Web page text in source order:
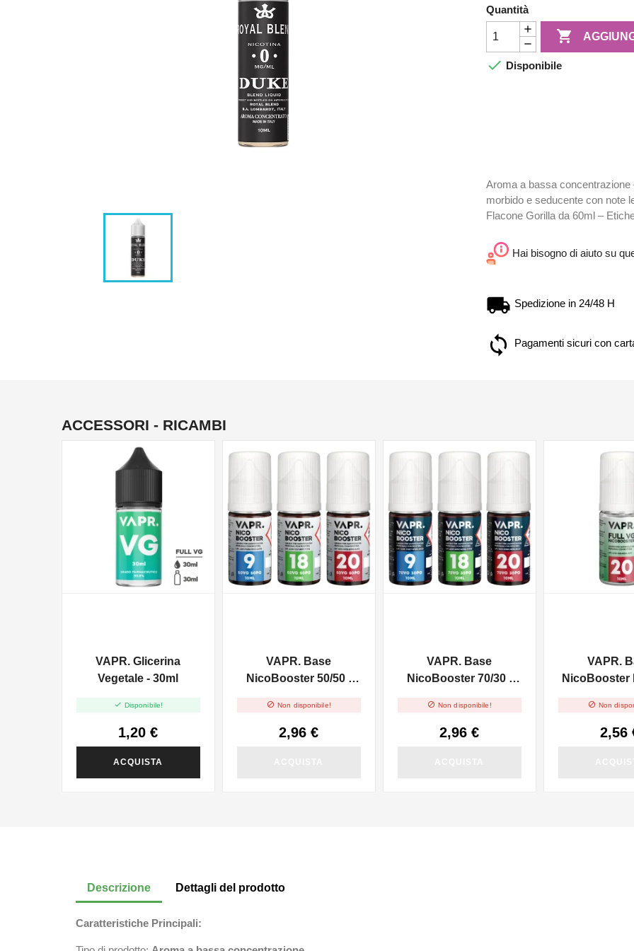
Quantità

 Disponibile
Aroma a bassa
morbido e seducente con note
Flacone Gorilla da 60ml –
Hai bisogno di aiuto su
Spedizione in 24/48 H
Pagamenti sicuri con
ACCESSORI - RICAMBI
VAPR. Glicerina
Vegetale - 30ml
 Disponibile!
1,20 €
ACQUISTA
VAPR. Base
NicoBooster 50/50 -
 Non disponibile!
2,96 €
VAPR. Base
NicoBooster 70/30 -
 Non disponibile!
2,96 €
VAPR.
NicoBooster
 Non
2,56
Descrizione Dettagli del prodotto
Caratteristiche Principali: